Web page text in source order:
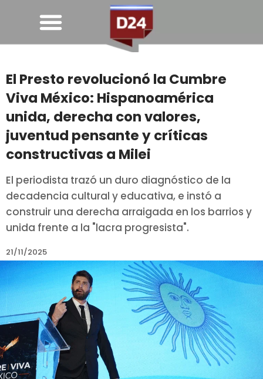
El Presto revolucionó la Cumbre
Viva México: Hispanoamérica
unida, derecha con valores,
juventud pensante y críticas
constructivas a Milei
El periodista trazó un duro diagnóstico de la
decadencia cultural y educativa, e instó a
construir una derecha arraigada en los barrios y
unida frente a la "lacra progresista".
21/11/2025